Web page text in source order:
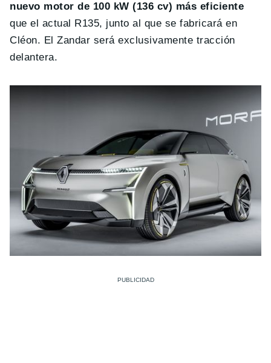
nuevo motor de 100 kW (136 cv) más eficiente
que el actual R135, junto al que se fabricará en
Cléon. El Zandar será exclusivamente tracción
delantera.